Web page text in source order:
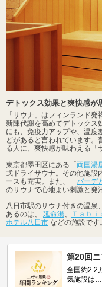
デトックス効果と爽快感が
「サウナ」はフィンランド
新陳代謝を高めてデトックス
にも、免疫力アップや、温度
どがあると言われています。
る人に、爽快感が味わえる「
東京都墨田区にある「両国湯
式ドライサウナ。その他施設
ースも充実。また、「バーデ
のサウナで心地よい刺激と発
八日市駅のサウナ付きの温泉
あるのは、 延命湯、 Ｔａｂ
ホテル八日市 などの施設です
第20回
全国約2.2
気施設は…